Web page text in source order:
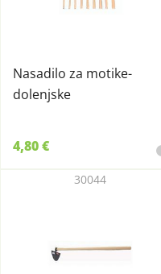
Nasadilo za motike-
dolenjske
4,80 €
30044